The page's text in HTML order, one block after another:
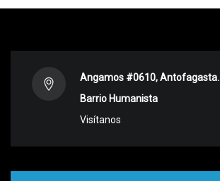
Angamos #0610, Antofagasta.
Barrio Humanista
Visítanos